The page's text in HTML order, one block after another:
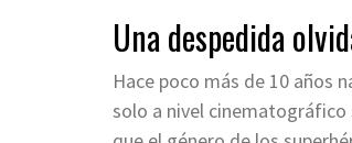
Una despedida
Hace poco más de 10 años
solo a nivel cinematográfico